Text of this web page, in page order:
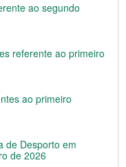
ao segundo
referente ao primeiro
ao primeiro
de Desporto em
de 2026